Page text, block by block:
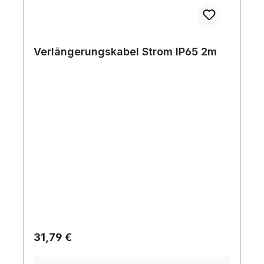
Verlängerungskabel Strom IP65 2m
Regulärer Preis:
31,79 €